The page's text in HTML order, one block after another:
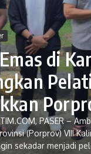
di
PASER –
(Porprov) VIII
sekadar menjadi